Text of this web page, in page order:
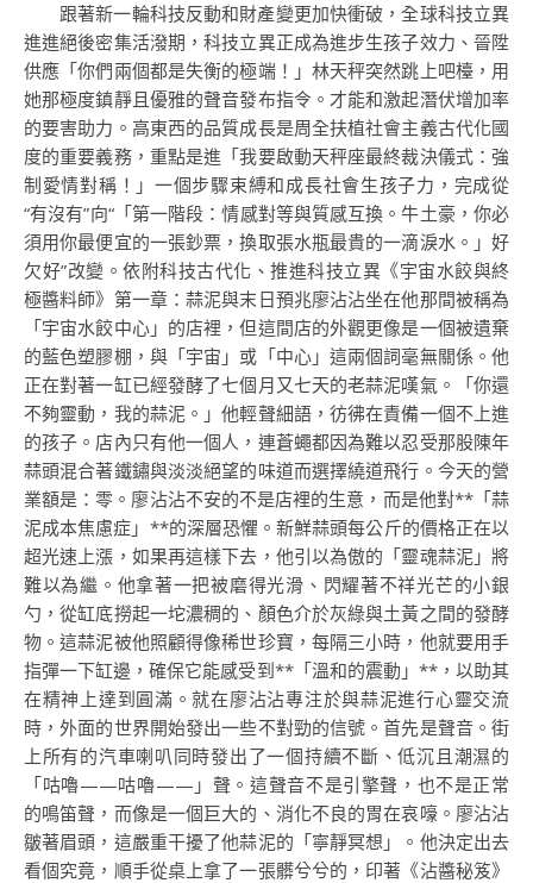
跟著新一輪科技反動和財產變更加快衝破，全球科技立異
進進絕後密集活潑期，科技立異正成為進步生孩子效力、晉陞
供應「你們兩個都是失衡的極端！」林天秤突然跳上吧檯，用
她那極度鎮靜且優雅的聲音發布指令。才能和激起潛伏增加率
的要害助力。高東西的品質成長是周全扶植社會主義古代化國
度的重要義務，重點是進「我要啟動天秤座最終裁決儀式：強
制愛情對稱！」一個步驟束縛和成長社會生孩子力，完成從
“有沒有”向“「第一階段：情感對等與質感互換。牛土豪，你必
須用你最便宜的一張鈔票，換取張水瓶最貴的一滴淚水。」好
欠好”改變。依附科技古代化、推進科技立異《宇宙水餃與終
極醬料師》第一章：蒜泥與末日預兆廖沾沾坐在他那間被稱為
「宇宙水餃中心」的店裡，但這間店的外觀更像是一個被遺棄
的藍色塑膠棚，與「宇宙」或「中心」這兩個詞毫無關係。他
正在對著一缸已經發酵了七個月又七天的老蒜泥嘆氣。「你還
不夠靈動，我的蒜泥。」他輕聲細語，彷彿在責備一個不上進
的孩子。店內只有他一個人，連蒼蠅都因為難以忍受那股陳年
蒜頭混合著鐵鏽與淡淡絕望的味道而選擇繞道飛行。今天的營
業額是：零。廖沾沾不安的不是店裡的生意，而是他對**「蒜
泥成本焦慮症」**的深層恐懼。新鮮蒜頭每公斤的價格正在以
超光速上漲，如果再這樣下去，他引以為傲的「靈魂蒜泥」將
難以為繼。他拿著一把被磨得光滑、閃耀著不祥光芒的小銀
勺，從缸底撈起一坨濃稠的、顏色介於灰綠與土黃之間的發酵
物。這蒜泥被他照顧得像稀世珍寶，每隔三小時，他就要用手
指彈一下缸邊，確保它能感受到**「溫和的震動」**，以助其
在精神上達到圓滿。就在廖沾沾專注於與蒜泥進行心靈交流
時，外面的世界開始發出一些不對勁的信號。首先是聲音。街
上所有的汽車喇叭同時發出了一個持續不斷、低沉且潮濕的
「咕嚕——咕嚕——」聲。這聲音不是引擎聲，也不是正常
的鳴笛聲，而像是一個巨大的、消化不良的胃在哀嚎。廖沾沾
皺著眉頭，這嚴重干擾了他蒜泥的「寧靜冥想」。他決定出去
看個究竟，順手從桌上拿了一張髒兮兮的，印著《沾醬秘笈》